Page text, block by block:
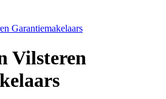
Garantiemakelaars
Vilsteren